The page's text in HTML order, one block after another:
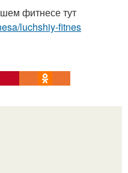
фитнесе тут
luchshiy-fitnes